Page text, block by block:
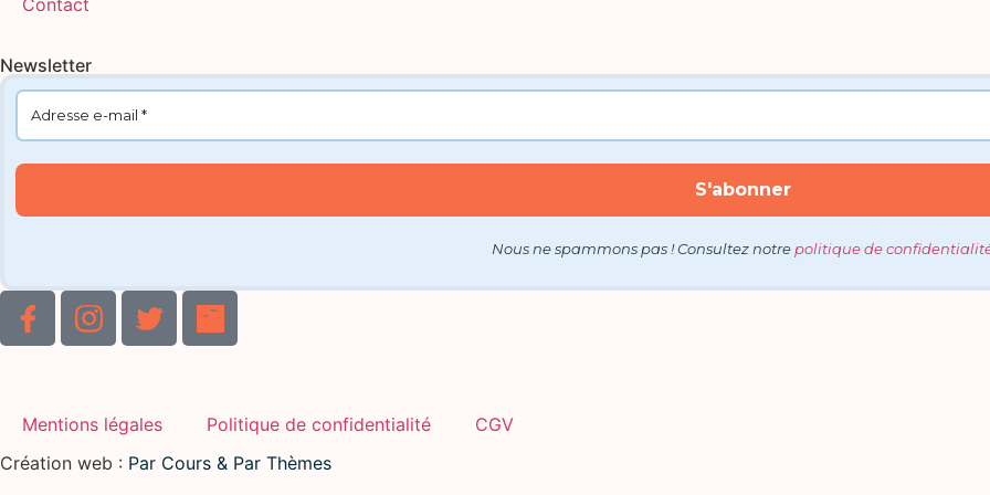
Contact
Newsletter
Nous ne spammons pas ! Consultez notre politique de
Mentions légales Politique de confidentialité
CGV
Création web : Par Cours & Par Thèmes